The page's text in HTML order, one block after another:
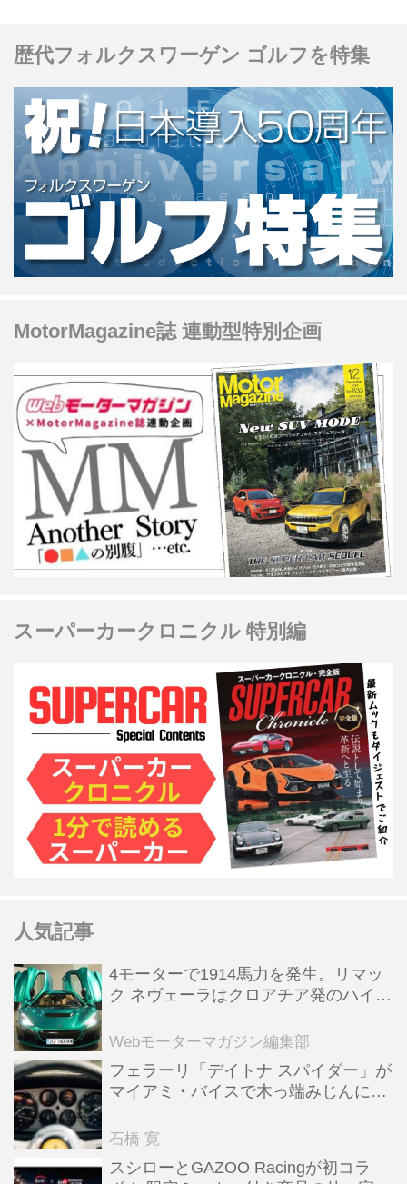
っていても基本的にクルマを売却する
ことは可能です。 この記事では、ロー
ンが残っているクルマの売却方法につ
いて詳しく解説いたします。 →【当サ
イトおすすめNo.1】カーセンサーの一
括査定で買取価格を今すぐ調べる！ ロ
ーンが残っているクルマも売却可能 改
めて結論を申し上げますと、ローンが
残っていてもクルマを売却することは
歴代フォルクスワーゲン ゴルフを特集
MotorMagazine誌 連動型特別企画
スーパーカークロニクル 特別編
人気記事
4モーターで1914馬力を発生。リマッ
ク ネヴェーラはクロアチア発のハイパ
全版／115】
Webモーターマガジン編集部
フェラーリ「デイトナ スパイダー」が
マイアミ・バイスで木っ端みじんにな
石橋 寛
スシローとGAZOO Racingが初コラ